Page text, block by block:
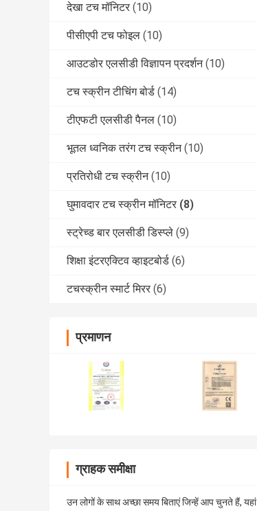
देखा टच मॉनिटर (10)
पीसीएपी टच फोइल (10)
आउटडोर एलसीडी विज्ञापन प्रदर्शन (10)
टच स्क्रीन टीचिंग बोर्ड (14)
टीएफटी एलसीडी पैनल (10)
भूतल ध्वनिक तरंग टच स्क्रीन (10)
प्रतिरोधी टच स्क्रीन (10)
घुमावदार टच स्क्रीन मॉनिटर (8)
स्ट्रेच्ड बार एलसीडी डिस्प्ले (9)
शिक्षा इंटरएक्टिव व्हाइटबोर्ड (6)
टचस्क्रीन स्मार्ट मिरर (6)
प्रमाणन
ग्राहक समीक्षा
उन लोगों के साथ अच्छा समय बिताएं जिन्हें आप चुनते हैं, यहां